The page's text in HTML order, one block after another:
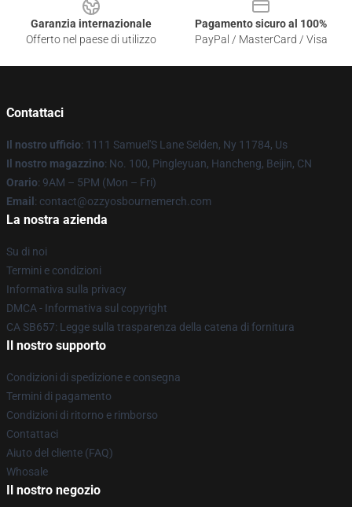
Garanzia internazionale
Offerto nel paese di utilizzo
Pagamento sicuro al 100%
PayPal / MasterCard / Visa
Contattaci
Il nostro ufficio: 1111 Samuel'S Lane Selden, Ny 11784, Us
Il nostro magazzino: No. 100, Pingleyuan, Hancheng, Beijin, CN
Orario: 9AM – 5PM (Mon – Fri)
Email : contact@ozzyosbournemerch.com
La nostra azienda
Su di noi
Termini e condizioni
Informativa sulla privacy
DMCA - Informativa sul copyright
CA SB657: Legge sulla trasparenza della catena di fornitura
Il nostro supporto
Condizioni di spedizione e consegna
Termini di pagamento
Condizioni di ritorno e rimborso
Contattaci
Aiuto del cliente (FAQ)
Whosale
Il nostro negozio